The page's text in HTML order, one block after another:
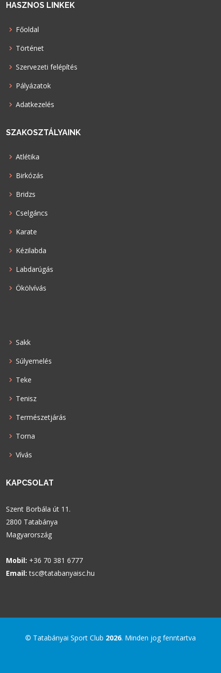
HASZNOS LINKEK
Főoldal
Történet
Szervezeti felépítés
Pályázatok
Adatkezelés
SZAKOSZTÁLYAINK
Atlétika
Birkózás
Bridzs
Cselgáncs
Karate
Kézilabda
Labdarúgás
Ökölvívás
Sakk
Súlyemelés
Teke
Tenisz
Természetjárás
Torna
Vívás
KAPCSOLAT
Szent Borbála út 11.
2800 Tatabánya
Magyarország
Mobil: +36 70 381 6777
Email: tsc@tatabanyaisc.hu
© Tatabányai Sport Club 2026. Minden jog fenntartva